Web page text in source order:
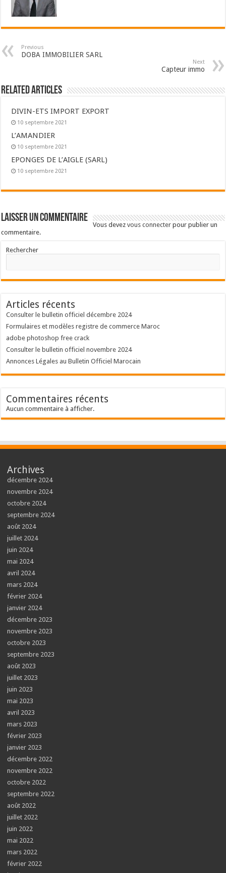
Previous
DOBA IMMOBILIER SARL
Next
Capteur immo
Related Articles
DIVIN-ETS IMPORT EXPORT
10 septembre 2021
L’AMANDIER
10 septembre 2021
EPONGES DE L’AIGLE (SARL)
10 septembre 2021
Laisser un commentaire
Vous devezvous connecter pour publier un
commentaire.
Rechercher
Articles récents
Consulter le bulletin officiel décembre 2024
Formulaires et modèles registre de commerce Maroc
adobe photoshop free crack
Consulter le bulletin officiel novembre 2024
Annonces Légales au Bulletin Officiel Marocain
Commentaires récents
Aucun commentaire à afficher.
Archives
décembre 2024
novembre 2024
octobre 2024
septembre 2024
août 2024
juillet 2024
juin 2024
mai 2024
avril 2024
mars 2024
février 2024
janvier 2024
décembre 2023
novembre 2023
octobre 2023
septembre 2023
août 2023
juillet 2023
juin 2023
mai 2023
avril 2023
mars 2023
février 2023
janvier 2023
décembre 2022
novembre 2022
octobre 2022
septembre 2022
août 2022
juillet 2022
juin 2022
mai 2022
mars 2022
février 2022